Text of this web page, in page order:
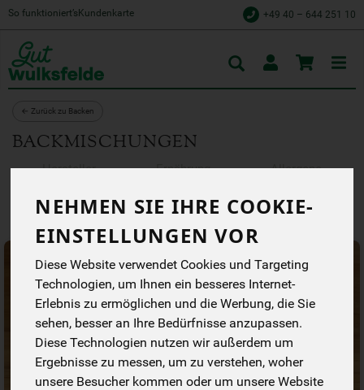
NEHMEN SIE IHRE COOKIE-
EINSTELLUNGEN VOR
Diese Website verwendet Cookies und Targeting
Technologien, um Ihnen ein besseres Internet-
Erlebnis zu ermöglichen und die Werbung, die Sie
sehen, besser an Ihre Bedürfnisse anzupassen.
Diese Technologien nutzen wir außerdem um
Ergebnisse zu messen, um zu verstehen, woher
unsere Besucher kommen oder um unsere Website
So funktioniert’s Kundenkarte +49 40 – 644 251 10
← Zurück zu Backen
BACKMISCHUNGEN
Hersteller Ernährung Allergene
Toggle
cart